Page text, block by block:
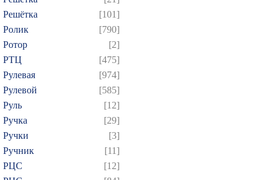
Решётка
[101]
Ролик
[790]
Ротор
[2]
РТЦ
[475]
Рулевая
[974]
Рулевой
[585]
Руль
[12]
Ручка
[29]
Ручки
[3]
Ручник
[11]
РЦC
[12]